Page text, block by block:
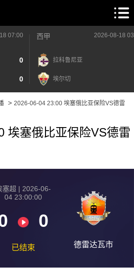
07:00
0
0
西甲 2026-08-18
拉科鲁尼亚
埃尔切
> 2026-06-04 23:00 埃塞俄比亚保险VS德雷
埃塞俄比亚保险VS德雷
塞超 | 2026-06-
04 23:00:00
0
已结束 德雷达瓦市